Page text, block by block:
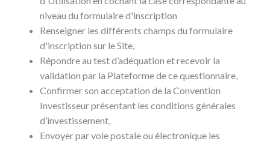
niveau du formulaire d'inscription
Renseigner les différents champs du formulaire
d'inscription sur le Site,
Répondre au test d’adéquation et recevoir la
validation par la Plateforme de ce questionnaire,
Confirmer son acceptation de la Convention
Investisseur présentant les conditions générales
d’investissement,
Envoyer par voie postale ou électronique les